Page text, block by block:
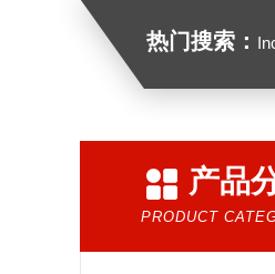
热门搜索：
产品
PRODUCT